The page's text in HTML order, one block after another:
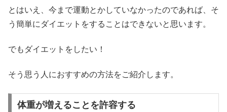
とはいえ、今まで運動とかしていなかったのであれば、そ
う簡単にダイエットをすることはできないと思います。
でもダイエットをしたい！
そう思う人におすすめの方法をご紹介します。
体重が増えることを許容する